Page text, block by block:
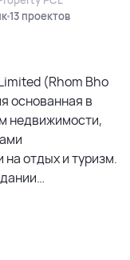
13 проектов
(Rhom Bho
основанная в
недвижимости,
отдых и туризм.
уделяя
и